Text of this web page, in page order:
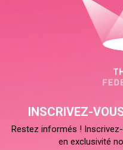
INSCRIVEZ-
Restez informés !
en exclusivité